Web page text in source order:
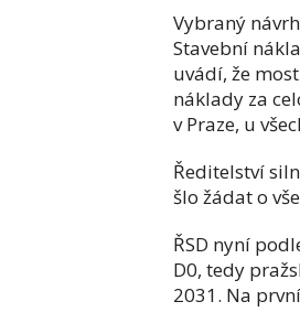
Vybraný
Stavební
uvádí, že
náklady za
v Praze, u
Ředitelství
šlo žádat o
ŘSD nyní
D0, tedy
2031. Na